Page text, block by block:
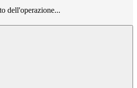
dell'operazione...